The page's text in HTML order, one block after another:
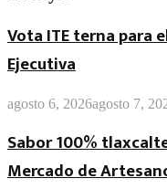
Vota ITE terna para
Ejecutiva
agosto 6, 2026agosto 7,
Sabor 100%
Mercado de